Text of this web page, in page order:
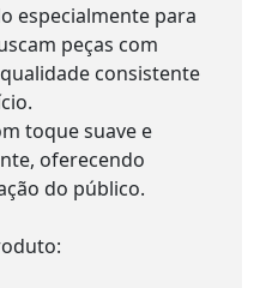
especialmente para
peças com
consistente
toque suave e
oferecendo
do público.